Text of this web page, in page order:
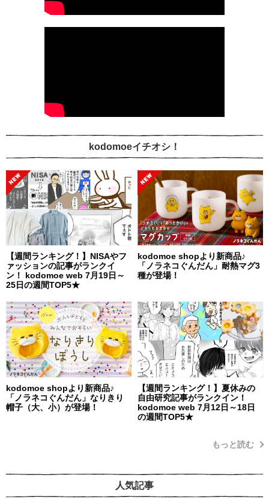
kodomoeイチオシ！
【週間ランキング！】NISAやフ
ァッションの記事がランクイ
ン！ kodomoe web 7月19日～
25日の週間TOP5★
kodomoe shopより新商品♪
「ノラネコぐんだん」耐熱マグ3
種が登場！
kodomoe shopより新商品♪
「ノラネコぐんだん」なりきり
帽子（大、小）が登場！
【週間ランキング！】夏休みの
自由研究記事がランクイン！
kodomoe web 7月12日～18日
の週間TOP5★
もっと読む
人気記事